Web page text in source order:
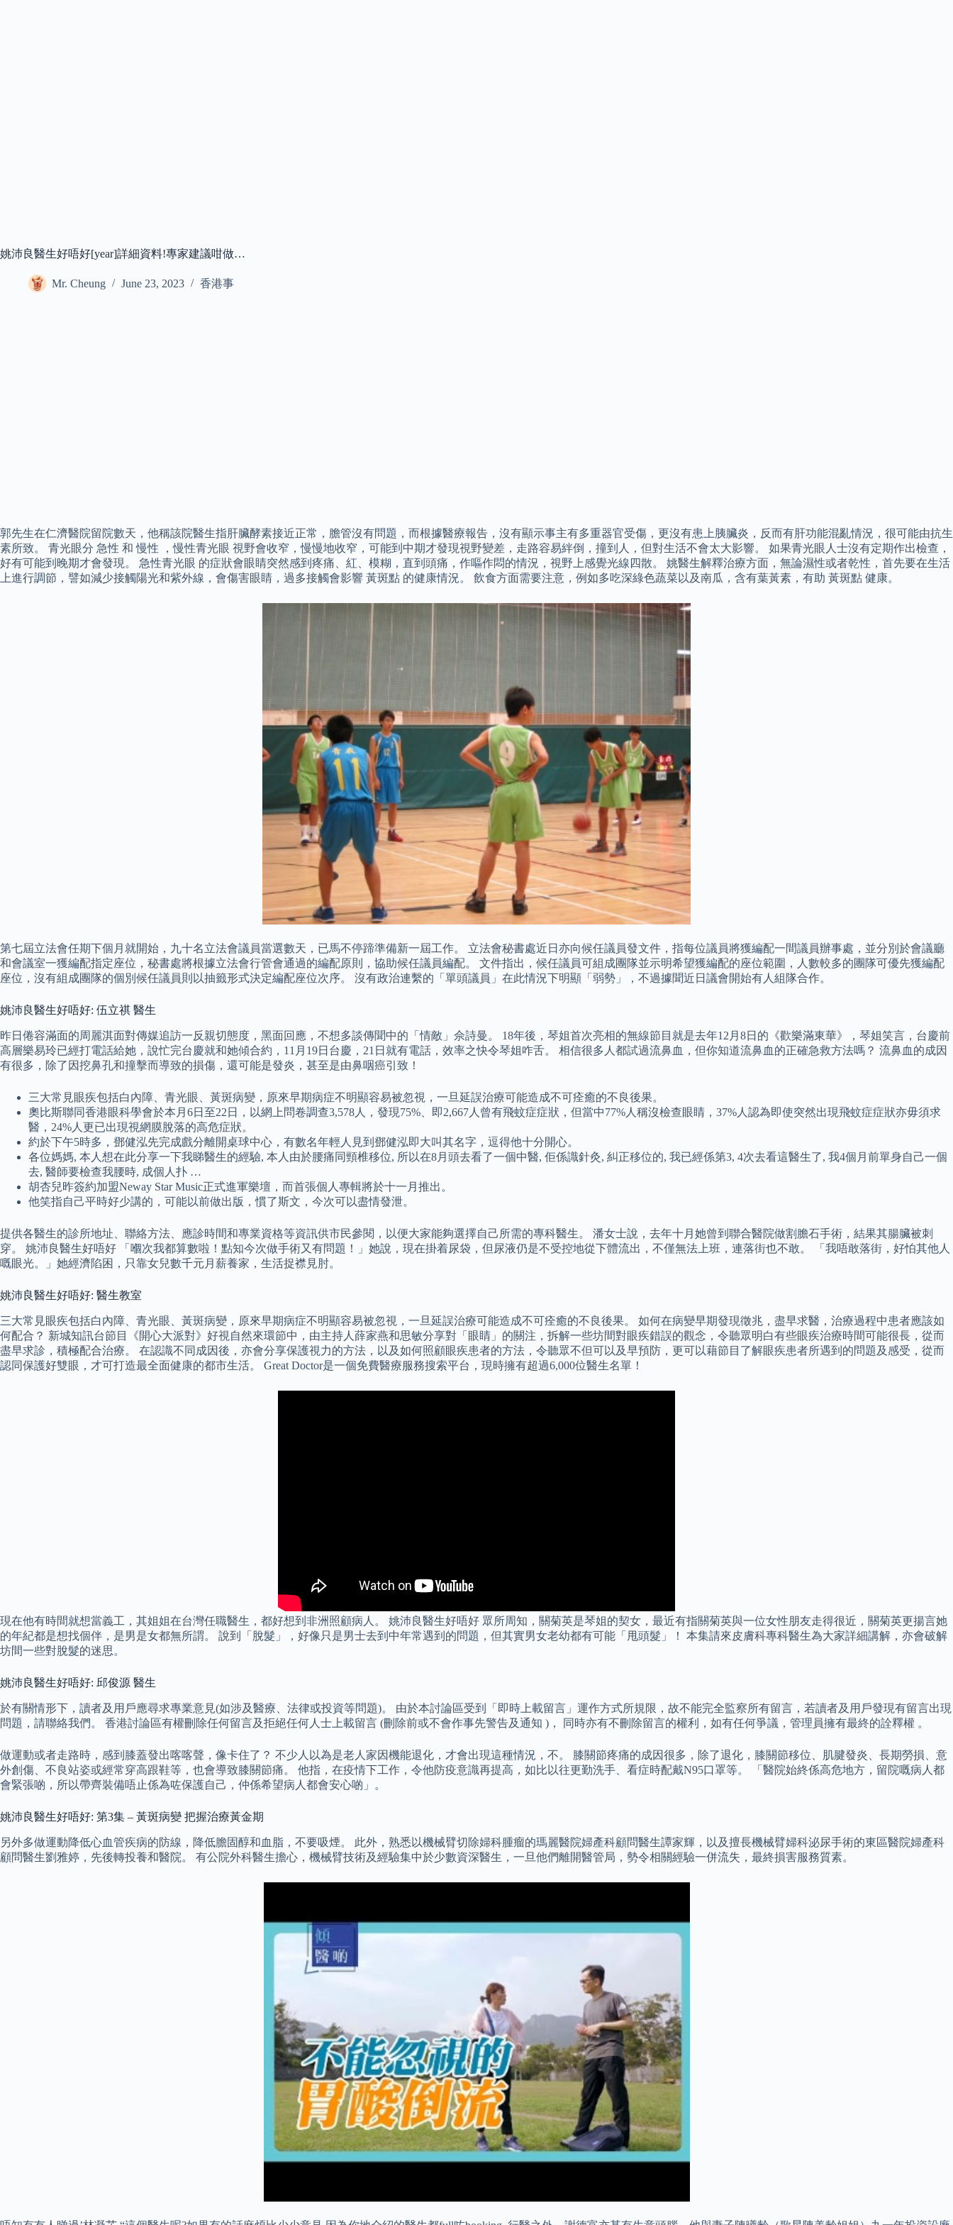
姚沛良醫生好唔好[year]詳細資料!專家建議咁做…
Mr. Cheung June 23, 2023 香港事
郭先生在仁濟醫院留院數天，他稱該院醫生指肝臟酵素接近正常，膽管沒有問題，而根據醫療報告，沒有顯示事主有多重器官受傷，更沒有患上胰臟炎，反而有肝功能混亂情況，很可能由抗生
素所致。 青光眼分 急性 和 慢性 ，慢性青光眼 視野會收窄，慢慢地收窄，可能到中期才發現視野變差，走路容易絆倒，撞到人，但對生活不會太大影響。 如果青光眼人士沒有定期作出檢查，
好有可能到晚期才會發現。 急性青光眼 的症狀會眼睛突然感到疼痛、紅、模糊，直到頭痛，作嘔作悶的情況，視野上感覺光線四散。 姚醫生解釋治療方面，無論濕性或者乾性，首先要在生活
上進行調節，譬如減少接觸陽光和紫外線，會傷害眼睛，過多接觸會影響 黃斑點 的健康情況。 飲食方面需要注意，例如多吃深綠色蔬菜以及南瓜，含有葉黃素，有助 黃斑點 健康。
第七屆立法會任期下個月就開始，九十名立法會議員當選數天，已馬不停蹄準備新一屆工作。 立法會秘書處近日亦向候任議員發文件，指每位議員將獲編配一間議員辦事處，並分別於會議廳
和會議室一獲編配指定座位，秘書處將根據立法會行管會通過的編配原則，協助候任議員編配。 文件指出，候任議員可組成團隊並示明希望獲編配的座位範圍，人數較多的團隊可優先獲編配
座位，沒有組成團隊的個別候任議員則以抽籤形式決定編配座位次序。 沒有政治連繫的「單頭議員」在此情況下明顯「弱勢」，不過據聞近日議會開始有人組隊合作。
姚沛良醫生好唔好: 伍立祺 醫生
昨日倦容滿面的周麗淇面對傳媒追訪一反親切態度，黑面回應，不想多談傳聞中的「情敵」佘詩曼。 18年後，琴姐首次亮相的無線節目就是去年12月8日的《歡樂滿東華》，琴姐笑言，台慶前
高層樂易玲已經打電話給她，說忙完台慶就和她傾合約，11月19日台慶，21日就有電話，效率之快令琴姐咋舌。 相信很多人都試過流鼻血，但你知道流鼻血的正確急救方法嗎？ 流鼻血的成因
有很多，除了因挖鼻孔和撞擊而導致的損傷，還可能是發炎，甚至是由鼻咽癌引致！
三大常見眼疾包括白內障、青光眼、黃斑病變，原來早期病症不明顯容易被忽視，一旦延誤治療可能造成不可痊癒的不良後果。
奧比斯聯同香港眼科學會於本月6日至22日，以網上問卷調查3,578人，發現75%、即2,667人曾有飛蚊症症狀，但當中77%人稱沒檢查眼睛，37%人認為即使突然出現飛蚊症症狀亦毋須求
醫，24%人更已出現視網膜脫落的高危症狀。
約於下午5時多，鄧健泓先完成戲分離開桌球中心，有數名年輕人見到鄧健泓即大叫其名字，逗得他十分開心。
各位媽媽, 本人想在此分享一下我睇醫生的經驗, 本人由於腰痛同頸椎移位, 所以在8月頭去看了一個中醫, 佢係識針灸, 糾正移位的, 我已經係第3, 4次去看這醫生了, 我4個月前單身自己一個
去, 醫師要檢查我腰時, 成個人扑 …
胡杏兒昨簽約加盟Neway Star Music正式進軍樂壇，而首張個人專輯將於十一月推出。
他笑指自己平時好少講的，可能以前做出版，慣了斯文，今次可以盡情發泄。
提供各醫生的診所地址、聯絡方法、應診時間和專業資格等資訊供市民參閱，以便大家能夠選擇自己所需的專科醫生。 潘女士說，去年十月她曾到聯合醫院做割膽石手術，結果其腸臟被刺
穿。 姚沛良醫生好唔好 「嗰次我都算數啦！點知今次做手術又有問題！」她說，現在掛着尿袋，但尿液仍是不受控地從下體流出，不僅無法上班，連落街也不敢。 「我唔敢落街，好怕其他人
嘅眼光。」她經濟陷困，只靠女兒數千元月薪養家，生活捉襟見肘。
姚沛良醫生好唔好: 醫生教室
三大常見眼疾包括白內障、青光眼、黃斑病變，原來早期病症不明顯容易被忽視，一旦延誤治療可能造成不可痊癒的不良後果。 如何在病變早期發現徵兆，盡早求醫，治療過程中患者應該如
何配合？ 新城知訊台節目《開心大派對》好視自然來環節中，由主持人薛家燕和思敏分享對「眼睛」的關注，拆解一些坊間對眼疾錯誤的觀念，令聽眾明白有些眼疾治療時間可能很長，從而
盡早求診，積極配合治療。 在認識不同成因後，亦會分享保護視力的方法，以及如何照顧眼疾患者的方法，令聽眾不但可以及早預防，更可以藉節目了解眼疾患者所遇到的問題及感受，從而
認同保護好雙眼，才可打造最全面健康的都市生活。 Great Doctor是一個免費醫療服務搜索平台，現時擁有超過6,000位醫生名單！
現在他有時間就想當義工，其姐姐在台灣任職醫生，都好想到非洲照顧病人。 姚沛良醫生好唔好 眾所周知，關菊英是琴姐的契女，最近有指關菊英與一位女性朋友走得很近，關菊英更揚言她
的年紀都是想找個伴，是男是女都無所謂。 說到「脫髮」，好像只是男士去到中年常遇到的問題，但其實男女老幼都有可能「甩頭髮」！ 本集請來皮膚科專科醫生為大家詳細講解，亦會破解
坊間一些對脫髮的迷思。
姚沛良醫生好唔好: 邱俊源 醫生
於有關情形下，讀者及用戶應尋求專業意見(如涉及醫療、法律或投資等問題)。 由於本討論區受到「即時上載留言」運作方式所規限，故不能完全監察所有留言，若讀者及用戶發現有留言出現
問題，請聯絡我們。 香港討論區有權刪除任何留言及拒絕任何人士上載留言 (刪除前或不會作事先警告及通知 )， 同時亦有不刪除留言的權利，如有任何爭議，管理員擁有最終的詮釋權 。
做運動或者走路時，感到膝蓋發出喀喀聲，像卡住了？ 不少人以為是老人家因機能退化，才會出現這種情況，不。 膝關節疼痛的成因很多，除了退化，膝關節移位、肌腱發炎、長期勞損、意
外創傷、不良站姿或經常穿高跟鞋等，也會導致膝關節痛。 他指，在疫情下工作，令他防疫意識再提高，如比以往更勤洗手、看症時配戴N95口罩等。 「醫院始終係高危地方，留院嘅病人都
會緊張啲，所以帶齊裝備唔止係為咗保護自己，仲係希望病人都會安心啲」。
姚沛良醫生好唔好: 第3集 – 黃斑病變 把握治療黃金期
另外多做運動降低心血管疾病的防線，降低膽固醇和血脂，不要吸煙。 此外，熟悉以機械臂切除婦科腫瘤的瑪麗醫院婦產科顧問醫生譚家輝，以及擅長機械臂婦科泌尿手術的東區醫院婦產科
顧問醫生劉雅婷，先後轉投養和醫院。 有公院外科醫生擔心，機械臂技術及經驗集中於少數資深醫生，一旦他們離開醫管局，勢令相關經驗一併流失，最終損害服務質素。